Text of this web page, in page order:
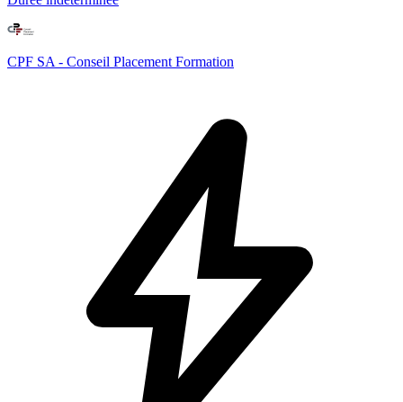
CPF SA - Conseil Placement Formation